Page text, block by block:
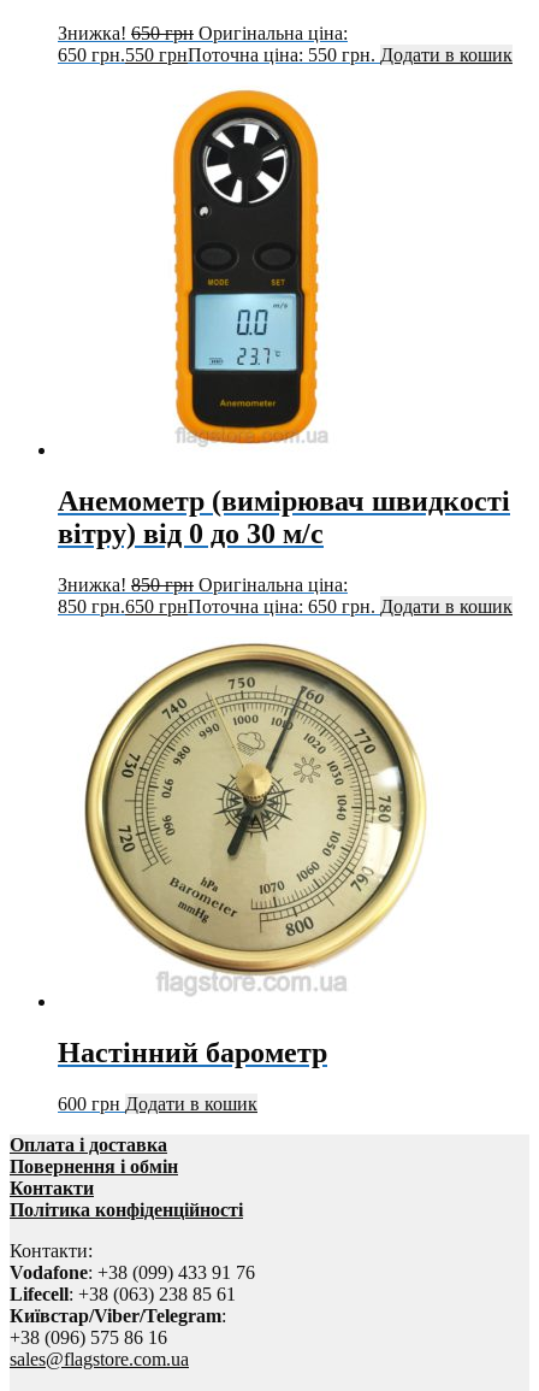
Знижка! 650грн Оригінальна ціна:
650 грн.550 грнПоточна ціна: 550 грн. Додати в кошик
Анемометр (вимірювач швидкості
вітру) від 0 до 30 м/с
Знижка! 850грн Оригінальна ціна:
850 грн.650 грнПоточна ціна: 650 грн. Додати в кошик
Настінний барометр
600 грн Додати в кошик
Оплата і доставка
Повернення і обмін
Контакти
Політика конфіденційності
Контакти:
Vodafone: +38 (099) 433 91 76
Lifecell: +38 (063) 238 85 61
Київстар/Viber/Telegram:
+38 (096) 575 86 16
sales@flagstore.com.ua